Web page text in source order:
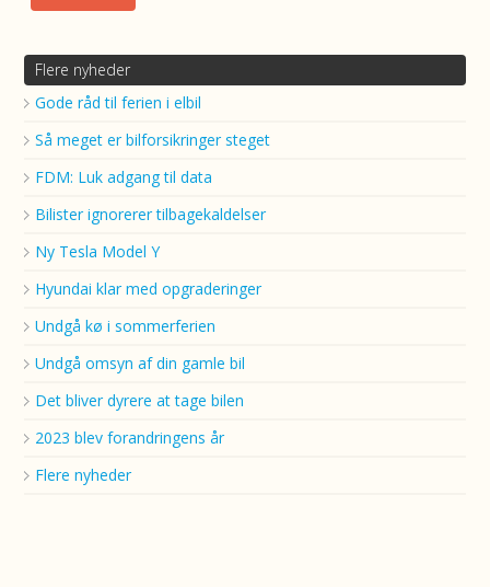
Flere nyheder
Gode råd til ferien i elbil
Så meget er bilforsikringer steget
FDM: Luk adgang til data
Bilister ignorerer tilbagekaldelser
Ny Tesla Model Y
Hyundai klar med opgraderinger
Undgå kø i sommerferien
Undgå omsyn af din gamle bil
Det bliver dyrere at tage bilen
2023 blev forandringens år
Flere nyheder